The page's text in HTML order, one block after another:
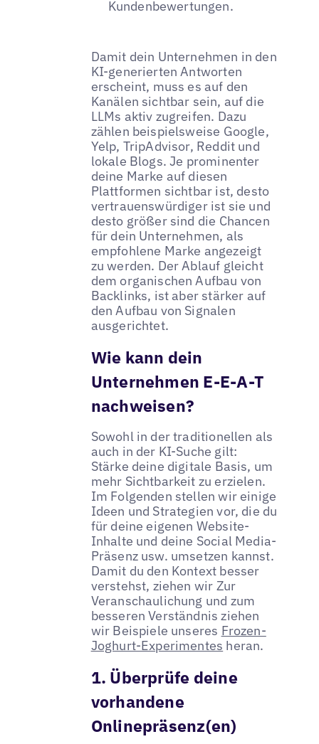
Kundenbewertungen.
Damit dein Unternehmen in den
KI-generierten Antworten
erscheint, muss es auf den
Kanälen sichtbar sein, auf die
LLMs aktiv zugreifen. Dazu
zählen beispielsweise Google,
Yelp, TripAdvisor, Reddit und
lokale Blogs. Je prominenter
deine Marke auf diesen
Plattformen sichtbar ist, desto
vertrauenswürdiger ist sie und
desto größer sind die Chancen
für dein Unternehmen, als
empfohlene Marke angezeigt
zu werden. Der Ablauf gleicht
dem organischen Aufbau von
Backlinks, ist aber stärker auf
den Aufbau von Signalen
ausgerichtet.
Wie kann dein
Unternehmen E-E-A-T
nachweisen?
Sowohl in der traditionellen als
auch in der KI-Suche gilt:
Stärke deine digitale Basis, um
mehr Sichtbarkeit zu erzielen.
Im Folgenden stellen wir einige
Ideen und Strategien vor, die du
für deine eigenen Website-
Inhalte und deine Social Media-
Präsenz usw. umsetzen kannst.
Damit du den Kontext besser
verstehst, ziehen wir Zur
Veranschaulichung und zum
besseren Verständnis ziehen
wir Beispiele unseres Frozen-
Joghurt-Experimentes heran.
1. Überprüfe deine
vorhandene
Onlinepräsenz(en)